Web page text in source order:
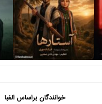
خوانندگان براساس الفبا